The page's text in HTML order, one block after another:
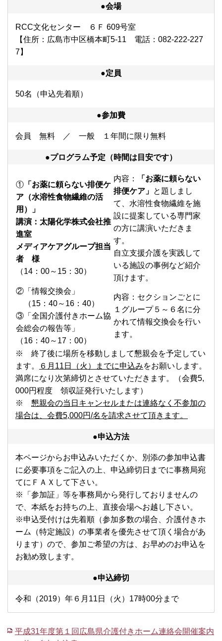
●会場
RCC文化センター ６Ｆ 609号室
【住所：広島市中区橋本町5-11 電話：082-222-227
7】
●定員
50名（申込先着順）
●参加費
会員 無料 ／ 一般 １年間に限り無料
●プログラム予定（時間は目安です）
① 「お薬に頼らない排便ケ
ア（水溶性食物繊維の活
用）
」
講演：太陽化学株式会社推
進室
メディアケアグループ担当
者 様
（14：00～15：30）
内容：
「お薬に頼らない
排便ケア 」 と題しまし
て、水溶性食物繊維を施
設に提案している専門家
の方に講演いただきま
す。
自立支援介護を実践して
いる施設の事例など紹介
頂けます。
②「情報交換会」
（15：40～16：40）
③「全国介護付きホーム協
会総会の報告等」
（16：40～17：00）
内容：セクションごとに
１グループ５～６名に分
かれて情報交換会を行い
ます。
※ 終了後に場所を移動しまして懇親会を予定してい
ます。
６月11日（火）までに申込みをお願いします。
満席になり次第締切とさせていただきます。（会費5,
000円程度 領収証発行いたします）
※ 懇親会の当日キャンセルまたは連絡なく不参加の
場合は、会費5,000円/名を請求させて頂きます。
●申込方法
本ページからお申込みいただくか、別添の参加申込書
に必要事項をご記入の上、申込締切日までに事務局宛
てにＦＡＸして下さい。
※「参加証」等を事務局から発行しておりませんの
で、本紙をお持ちの上、直接会場へお越し下さい。
※申込受付けは先着順（参加多数の場合、介護付きホ
ーム（特定施設）の事業者を優先させて頂く場合があ
ります）ので、参加ご希望の方は、お早めのお申込を
お勧め致します。
●申込締切
令和（2019）年６月11日（火）17時00分まで
平成31年度第１回広島県介護付きホーム連絡会開催案内